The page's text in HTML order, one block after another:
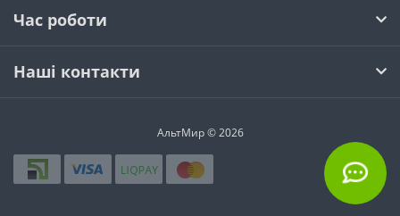
Час роботи
Наші контакти
АльтМир © 2026